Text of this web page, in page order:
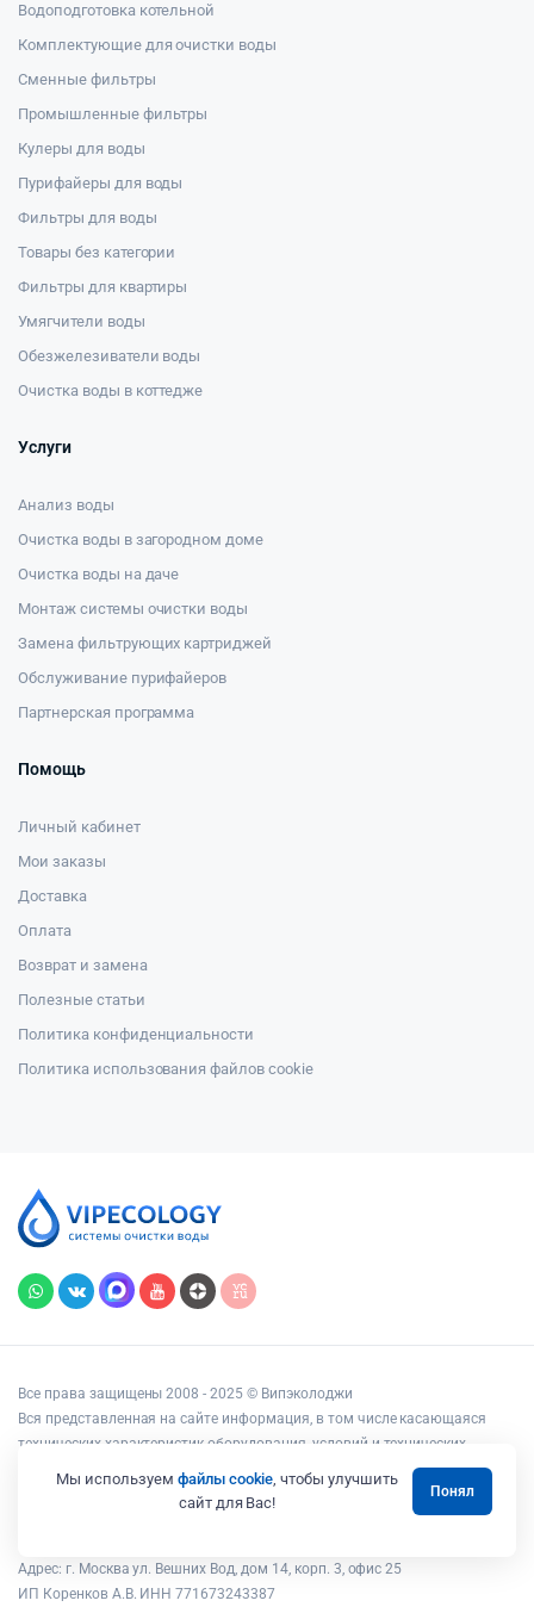
Водоподготовка котельной
Комплектующие для очистки воды
Сменные фильтры
Промышленные фильтры
Кулеры для воды
Пурифайеры для воды
Фильтры для воды
Товары без категории
Фильтры для квартиры
Умягчители воды
Обезжелезиватели воды
Очистка воды в коттедже
Услуги
Анализ воды
Очистка воды в загородном доме
Очистка воды на даче
Монтаж системы очистки воды
Замена фильтрующих картриджей
Обслуживание пурифайеров
Партнерская программа
Помощь
Личный кабинет
Мои заказы
Доставка
Оплата
Возврат и замена
Полезные статьи
Политика конфиденциальности
Политика использования файлов cookie
Все права защищены 2008 - 2025 © Випэколоджи
Вся представленная на сайте информация, в том числе касающаяся
технических характеристик оборудования, условий и технических
возможностей подключения, наличия на складе, стоимости товаров и
услуг, носит информационный характер и ни при каких условиях не
является публичной офертой, определяемой положениями статьи 437
Адрес: г. Москва ул. Вешних Вод, дом 14, корп. 3, офис 25
ИП Коренков А.В. ИНН 771673243387
Мы используем файлы cookie, чтобы улучшить
сайт для Вас!
Понял